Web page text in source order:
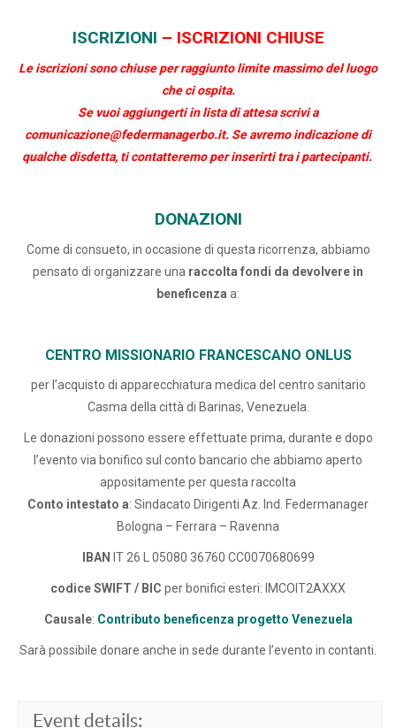
ISCRIZIONI – ISCRIZIONI CHIUSE
Le iscrizioni sono chiuse per raggiunto limite massimo del luogo
che ci ospita.
Se vuoi aggiungerti in lista di attesa scrivi a
comunicazione@federmanagerbo.it. Se avremo indicazione di
qualche disdetta, ti contatteremo per inserirti tra i partecipanti.
DONAZIONI
Come di consueto, in occasione di questa ricorrenza, abbiamo
pensato di organizzare una raccolta fondi da devolvere in
beneficenza a:
CENTRO MISSIONARIO FRANCESCANO ONLUS
per l’acquisto di apparecchiatura medica del centro sanitario
Casma della città di Barinas, Venezuela.
Le donazioni possono essere effettuate prima, durante e dopo
l’evento via bonifico sul conto bancario che abbiamo aperto
appositamente per questa raccolta
Conto intestato a: Sindacato Dirigenti Az. Ind. Federmanager
Bologna – Ferrara – Ravenna
IBAN IT 26 L 05080 36760 CC0070680699
codice SWIFT / BIC per bonifici esteri: IMCOIT2AXXX
Causale: Contributo beneficenza progetto Venezuela
Sarà possibile donare anche in sede durante l’evento in contanti.
Event details: